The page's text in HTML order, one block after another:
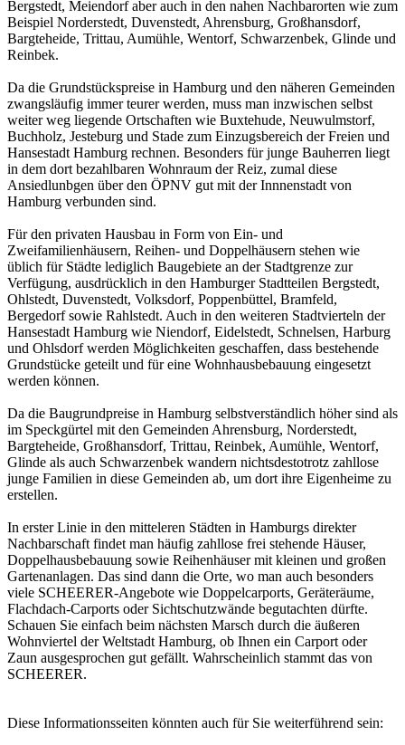
Bergstedt, Meiendorf aber auch in den nahen Nachbarorten wie zum
Beispiel Norderstedt, Duvenstedt, Ahrensburg, Großhansdorf,
Bargteheide, Trittau, Aumühle, Wentorf, Schwarzenbek, Glinde und
Reinbek.
Da die Grundstückspreise in Hamburg und den näheren Gemeinden
zwangsläufig immer teurer werden, muss man inzwischen selbst
weiter weg liegende Ortschaften wie Buxtehude, Neuwulmstorf,
Buchholz, Jesteburg und Stade zum Einzugsbereich der Freien und
Hansestadt Hamburg rechnen. Besonders für junge Bauherren liegt
in dem dort bezahlbaren Wohnraum der Reiz, zumal diese
Ansiedlunbgen über den ÖPNV gut mit der Innnenstadt von
Hamburg verbunden sind.
Für den privaten Hausbau in Form von Ein- und
Zweifamilienhäusern, Reihen- und Doppelhäusern stehen wie
üblich für Städte lediglich Baugebiete an der Stadtgrenze zur
Verfügung, ausdrücklich in den Hamburger Stadtteilen Bergstedt,
Ohlstedt, Duvenstedt, Volksdorf, Poppenbüttel, Bramfeld,
Bergedorf sowie Rahlstedt. Auch in den weiteren Stadtvierteln der
Hansestadt Hamburg wie Niendorf, Eidelstedt, Schnelsen, Harburg
und Ohlsdorf werden Möglichkeiten geschaffen, dass bestehende
Grundstücke geteilt und für eine Wohnhausbebauung eingesetzt
werden können.
Da die Baugrundpreise in Hamburg selbstverständlich höher sind als
im Speckgürtel mit den Gemeinden Ahrensburg, Norderstedt,
Bargteheide, Großhansdorf, Trittau, Reinbek, Aumühle, Wentorf,
Glinde als auch Schwarzenbek wandern nichtsdestotrotz zahllose
junge Familien in diese Gemeinden ab, um dort ihre Eigenheime zu
erstellen.
In erster Linie in den mitteleren Städten in Hamburgs direkter
Nachbarschaft findet man häufig zahllose frei stehende Häuser,
Doppelhausbebauung sowie Reihenhäuser mit kleinen und großen
Gartenanlagen. Das sind dann die Orte, wo man auch besonders
viele SCHEERER-Angebote wie Doppelcarports, Geräteräume,
Flachdach-Carports oder Sichtschutzwände begutachten dürfte.
Schauen Sie einfach beim nächsten Marsch durch die äußeren
Wohnviertel der Weltstadt Hamburg, ob Ihnen ein Carport oder
Zaun ausgesprochen gut gefällt. Wahrscheinlich stammt das von
SCHEERER.
Diese Informationsseiten könnten auch für Sie weiterführend sein: